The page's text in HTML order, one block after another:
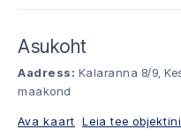
Asukoht
Aadress: Kalaranna 8/9,
maakond
Ava kaart Leia tee objektini